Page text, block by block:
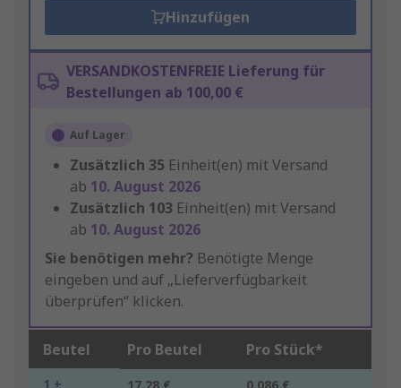
Hinzufügen
VERSANDKOSTENFREIE Lieferung für
Bestellungen ab 100,00 €
Auf Lager
Zusätzlich 35 Einheit(en) mit Versand
ab 10. August 2026
Zusätzlich 103 Einheit(en) mit Versand
ab 10. August 2026
Sie benötigen mehr? Benötigte Menge
eingeben und auf „Lieferverfügbarkeit
überprüfen“ klicken.
Beutel Pro Beutel Pro Stück*
1 +